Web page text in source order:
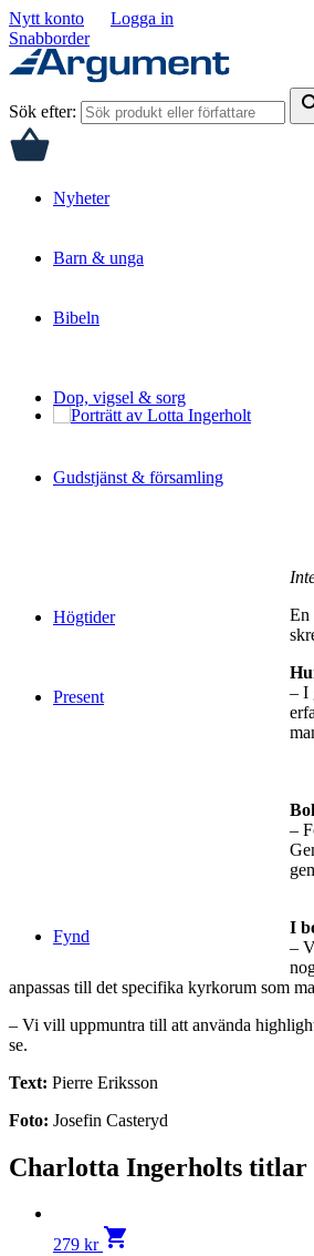
Nytt konto
Logga in
Snabborder
Sök efter:
Nyheter
Barn & unga
Bibeln
Dop, vigsel & sorg
Gudstjänst & församling
Högtider
Present
Fynd
En
– I
–
I
–
anpassas till det specifika kyrkorum som
– Vi vill uppmuntra till att använda
se.
Text: Pierre Eriksson
Foto: Josefin Casteryd
Charlotta Ingerholts titlar
279 kr shopping_cart